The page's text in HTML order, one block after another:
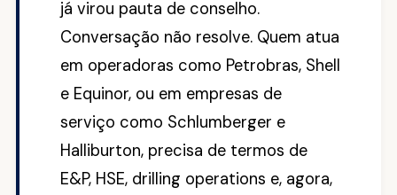
já virou pauta de conselho.
Conversação não resolve. Quem atua
em operadoras como Petrobras, Shell
e Equinor, ou em empresas de
serviço como Schlumberger e
Halliburton, precisa de termos de
E&P, HSE, drilling operations e, agora,